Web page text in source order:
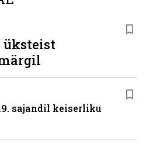
üksteist
sajandil keiserliku